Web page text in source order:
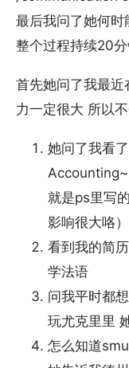
最后我问了她何
整个过程持续20
首先她问了我最
力一定很大 所以
她问了我看
Accounting~
就是ps里写
影响很大咯）
看到我的简
学法语
问我平时都
玩尤克里里
怎么知道